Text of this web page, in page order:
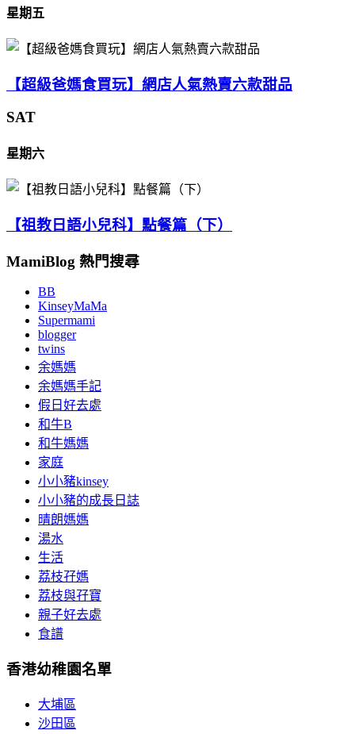
星期五
【超級爸媽食買玩】網店人氣熱賣六款甜品
SAT
星期六
【祖教日語小兒科】點餐篇（下）
MamiBlog 熱門搜尋
BB
KinseyMaMa
Supermami
blogger
twins
余媽媽
余媽媽手記
假日好去處
和牛B
和牛媽媽
家庭
小小豬kinsey
小小豬的成長日誌
晴朗媽媽
湯水
生活
荔枝孖媽
荔枝與孖寶
親子好去處
食譜
香港幼稚園名單
大埔區
沙田區